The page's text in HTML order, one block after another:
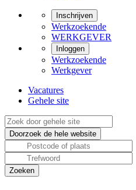
Inschrijven
Werkzoekende
WERKGEVER
Inloggen
Werkzoekende
Werkgever
Vacatures
Gehele site